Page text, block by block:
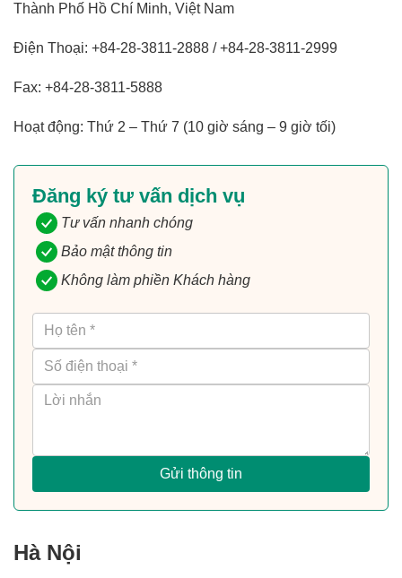
Thành Phố Hồ Chí Minh, Việt Nam
Điện Thoại: +84-28-3811-2888 / +84-28-3811-2999
Fax: +84-28-3811-5888
Hoạt động: Thứ 2 – Thứ 7 (10 giờ sáng – 9 giờ tối)
Đăng ký tư vấn dịch vụ
Tư vấn nhanh chóng
Bảo mật thông tin
Không làm phiền Khách hàng
Gửi thông tin
Hà Nội